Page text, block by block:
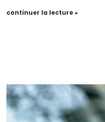
continuer la lecture »